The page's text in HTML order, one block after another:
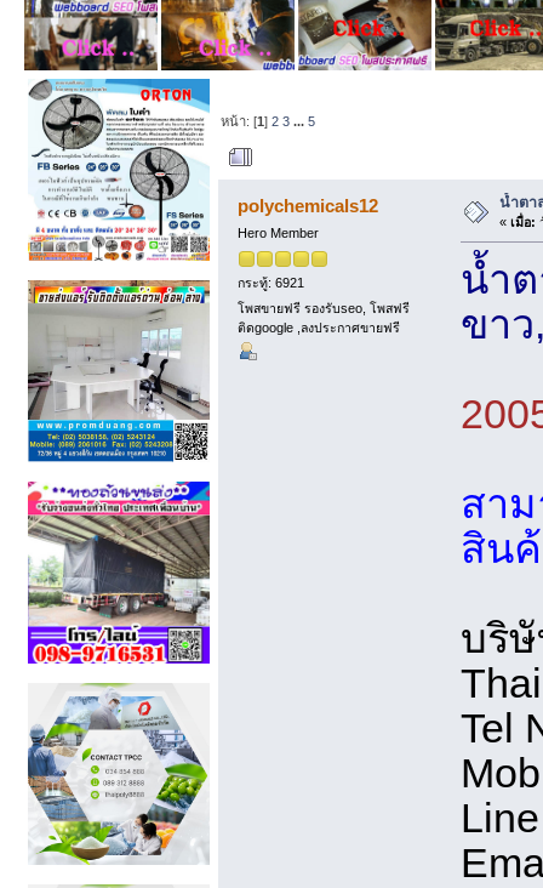
หน้า: [1]2 3 ...5
polychemicals12
Hero Member
กระทู้: 6921
โพสขายฟรี รองรับseo, โพสฟรี
ติดgoogle ,ลงประกาศขายฟรี
น้ำตา
« เมื่อ:
น้ำ
ขาว
สา
สิน
บริ
Tel